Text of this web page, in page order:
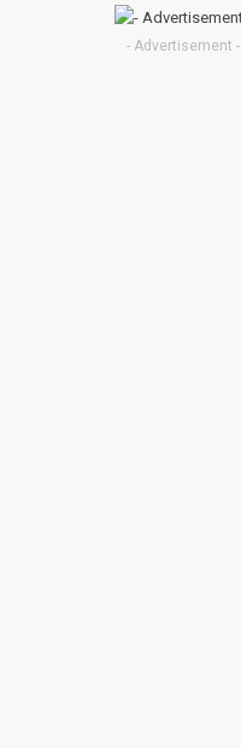
- Advertisement -